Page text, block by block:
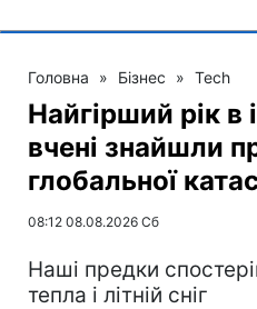
Головна » Бізнес » Tech
Найгірший рік в
вчені знайшли
глобальної
08:12 08.08.2026 Сб
Наші предки
тепла і літній сніг